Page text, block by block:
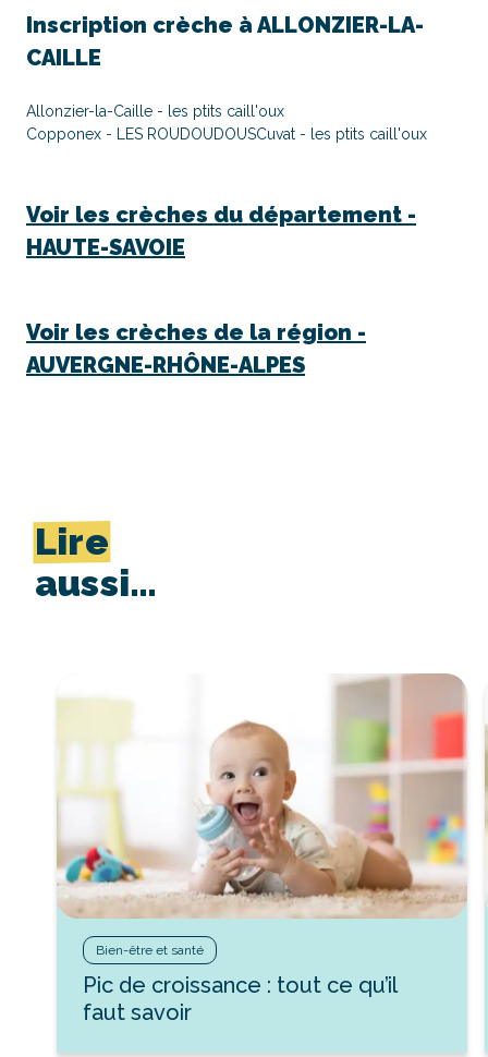
Inscription crèche à ALLONZIER-LA-
CAILLE
Allonzier-la-Caille - les ptits caill'oux
Copponex - LES ROUDOUDOUSCuvat - les ptits caill'oux
Voir les crèches du département -
HAUTE-SAVOIE
Voir les crèches de la région -
AUVERGNE-RHÔNE-ALPES
Lire
aussi…
Bien-être et santé
Pic de croissance : tout ce qu’il
faut savoir